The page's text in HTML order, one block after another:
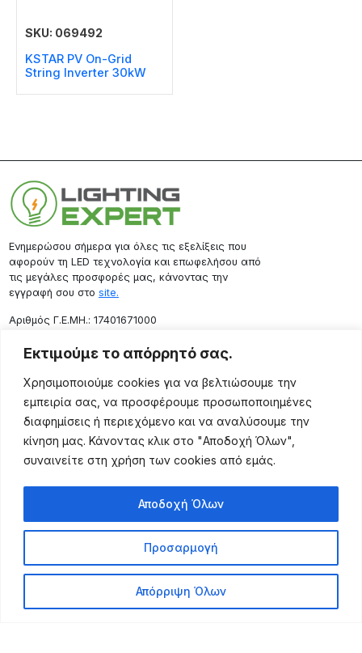
Εκτιμούμε το απόρρητό σας.
Χρησιμοποιούμε cookies για να βελτιώσουμε την
εμπειρία σας, να προσφέρουμε προσωποποιημένες
διαφημίσεις ή περιεχόμενο και να αναλύσουμε την
κίνηση μας. Κάνοντας κλικ στο "Αποδοχή Όλων",
συναινείτε στη χρήση των cookies από εμάς.
Προσαρμογή
Απόρριψη Όλων
Αποδοχή Όλων
SKU: 069492
KSTAR PV On-Grid
String Inverter 30kW
Ενημερώσου σήμερα για όλες τις εξελίξεις που
αφορούν τη LED τεχνολογία και επωφελήσου από
τις μεγάλες προσφορές μας, κάνοντας την
εγγραφή σου στο site.
Aριθμός Γ.Ε.ΜΗ.: 17401671000
Επικοινωνία
Ρόδου 133, Αθήνα 10443
(+30) 211 725 5427
sales@lightingexpert.gr
Χρήσιμες Σελίδες
Προϊόντα
Τρόποι Αποστολής